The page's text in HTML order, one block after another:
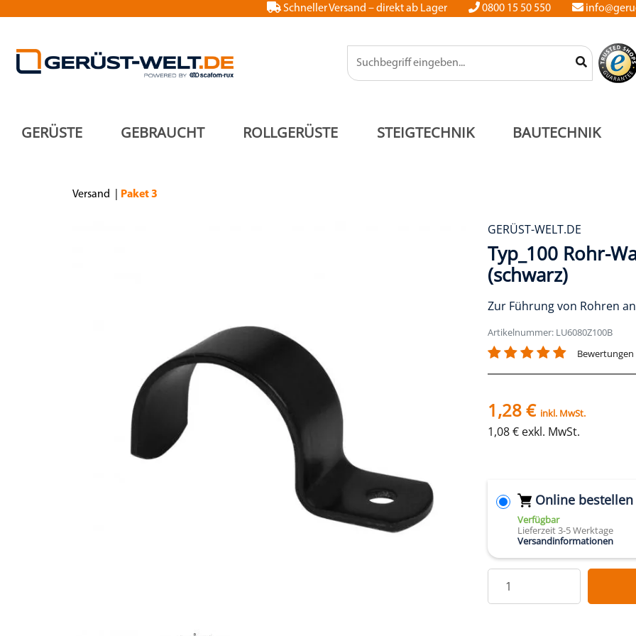
Schneller Versand – direkt ab Lager 0800 15 50 550
GERÜSTE GEBRAUCHT ROLLGERÜSTE STEIGTECHNIK BAUTECHNIK
Versand Paket 3
GERÜST-WELT.DE
Typ_100 Rohr-
(schwarz)
Zur Führung von Rohren
Artikelnummer: LU6080Z100B
Bewertungen
1,28 € inkl. MwSt.
1,08 € exkl. MwSt.
Online bestellen
Verfügbar
Lieferzeit 3-5 Werktage
Versandinformationen